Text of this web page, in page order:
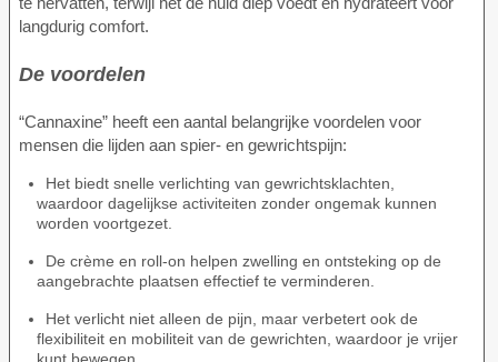
langdurig comfort.
De voordelen
“Cannaxine” heeft een aantal belangrijke voordelen voor
mensen die lijden aan spier- en gewrichtspijn:
Het biedt snelle verlichting van gewrichtsklachten,
waardoor dagelijkse activiteiten zonder ongemak kunnen
worden voortgezet.
De crème en roll-on helpen zwelling en ontsteking op de
aangebrachte plaatsen effectief te verminderen.
Het verlicht niet alleen de pijn, maar verbetert ook de
flexibiliteit en mobiliteit van de gewrichten, waardoor je vrijer